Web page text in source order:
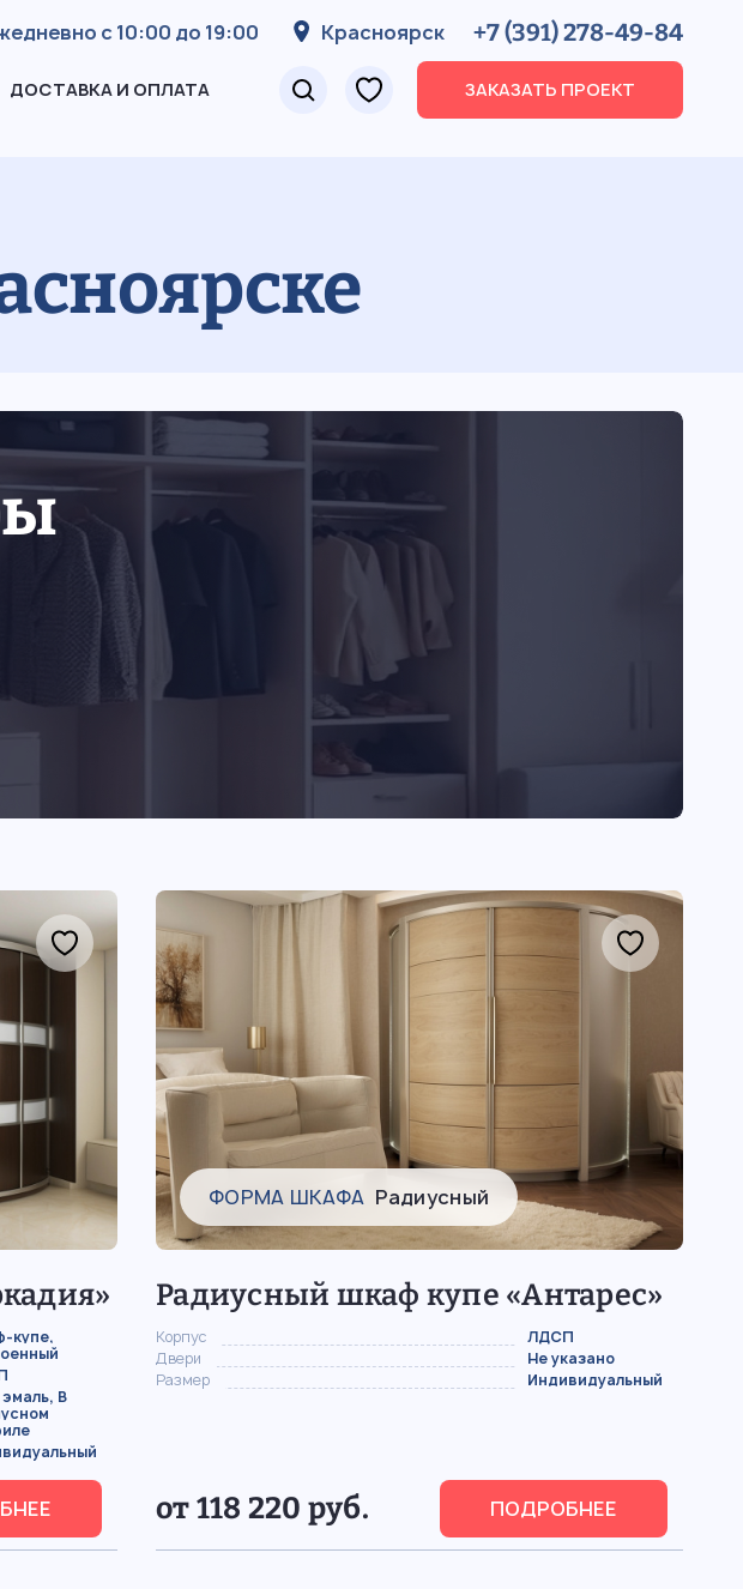
с 10:00 до 19:00 Красноярск +7 (391) 278-49-84
ДОСТАВКА И ОПЛАТА ЗАКАЗАТЬ ПРОЕКТ
купе,
В
ФОРМА ШКАФА Радиусный
Радиусный шкаф купе «Антарес»
Корпус
ЛДСП
Двери
Не указано
Размер
Индивидуальный
от 118 220 руб. ПОДРОБНЕЕ